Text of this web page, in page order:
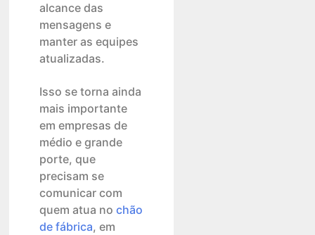
alcance das
mensagens e
manter as equipes
atualizadas.
Isso se torna ainda
mais importante
em empresas de
médio e grande
porte, que
precisam se
comunicar com
quem atua no chão
de fábrica, em